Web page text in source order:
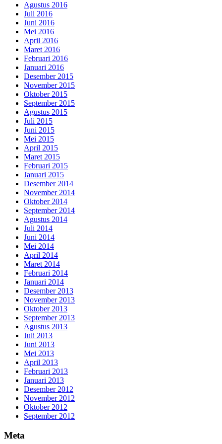
Agustus 2016
Juli 2016
Juni 2016
Mei 2016
April 2016
Maret 2016
Februari 2016
Januari 2016
Desember 2015
November 2015
Oktober 2015
September 2015
Agustus 2015
Juli 2015
Juni 2015
Mei 2015
April 2015
Maret 2015
Februari 2015
Januari 2015
Desember 2014
November 2014
Oktober 2014
September 2014
Agustus 2014
Juli 2014
Juni 2014
Mei 2014
April 2014
Maret 2014
Februari 2014
Januari 2014
Desember 2013
November 2013
Oktober 2013
September 2013
Agustus 2013
Juli 2013
Juni 2013
Mei 2013
April 2013
Februari 2013
Januari 2013
Desember 2012
November 2012
Oktober 2012
September 2012
Meta